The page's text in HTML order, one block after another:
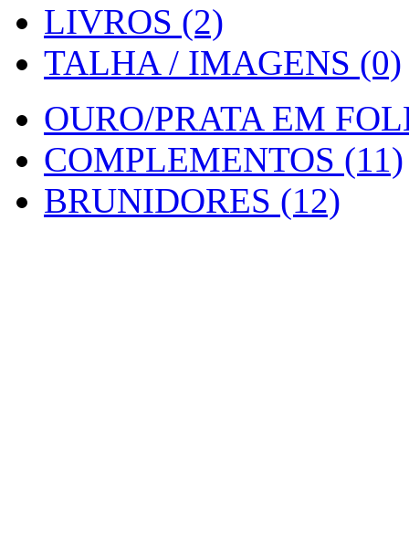
LIVROS (2)
TALHA / IMAGENS (0)
OURO/PRATA EM
COMPLEMENTOS (11)
BRUNIDORES (12)